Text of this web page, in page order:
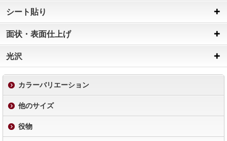
シート貼り
面状・表面仕上げ
光沢
カラーバリエーション
他のサイズ
役物